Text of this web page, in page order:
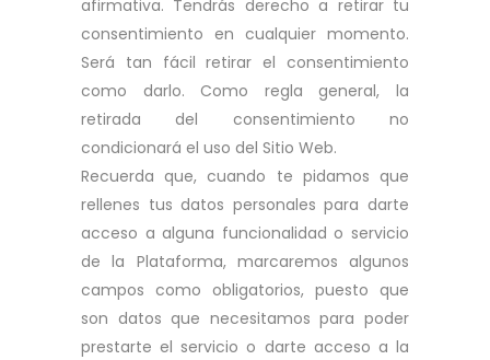
afirmativa. Tendrás derecho a retirar tu
consentimiento en cualquier momento.
Será tan fácil retirar el consentimiento
como darlo. Como regla general, la
retirada del consentimiento no
condicionará el uso del Sitio Web.
Recuerda que, cuando te pidamos que
rellenes tus datos personales para darte
acceso a alguna funcionalidad o servicio
de la Plataforma, marcaremos algunos
campos como obligatorios, puesto que
son datos que necesitamos para poder
prestarte el servicio o darte acceso a la